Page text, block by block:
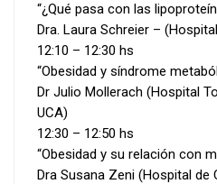
“¿Qué pasa con las
Dra. Laura Schreier –
12:10 – 12:30 hs
“Obesidad y síndrome
Dr Julio Mollerach (Hospital
UCA)
12:30 – 12:50 hs
“Obesidad y su relación con
Dra Susana Zeni (Hospital de